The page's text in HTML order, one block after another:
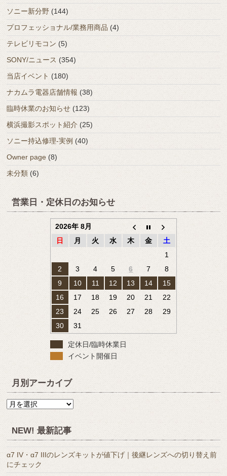
ソニー新分野 (144)
プロフェッショナル/業務用商品 (4)
テレビリモコン (5)
SONY/ニュース (354)
当店イベント (180)
ナカムラ電器店舗情報 (38)
臨時休業のお知らせ (123)
横浜撮影スポット紹介(25)
ソニー持込修理-実例 (40)
Owner page (8)
未分類 (6)
営業日・定休日のお知らせ
2026年 8月
日
月 火 水 木 金
土
1
2
3 4 5 6 7
8
9
10 11 12 13 14
15
16
17 18 19 20 21
22
23
24 25 26 27 28
29
30
31
定休日/臨時休業日
イベント開催日
月別アーカイブ
月
ー
カ
イ
ブ
NEW! 最新記事
α7 IV・α7 IIIのレンズキットが値下げ｜後継レンズへの切り替え前
にチェック